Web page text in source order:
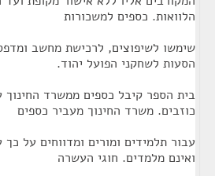
הלוואות. כספים למשכורות
שימשו לשיפוצים, לרכישת מחשב
הסעות לשחקני הפועל יהוד.
בית הספר קיבל כספים ממשרד החינוך
כוזבים. משרד החינוך מעביר כספים
עבור תלמידים ומורים ומדווחים על
ואינם מלמדים. חוגי העשרה